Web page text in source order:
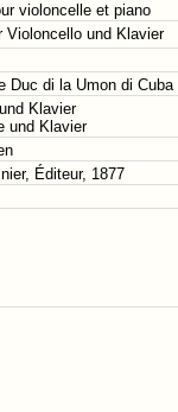
violoncelle et piano
Violoncello und Klavier
Duc di la Umon di Cuba
Klavier
und Klavier
Éditeur, 1877